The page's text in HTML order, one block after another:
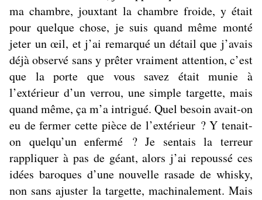
ma chambre, jouxtant la chambre froide, y était
pour quelque chose, je suis quand même monté
jeter un œil, et j’ai remarqué un détail que j’avais
déjà observé sans y prêter vraiment attention, c’est
que la porte que vous savez était munie à
l’extérieur d’un verrou, une simple targette, mais
quand même, ça m’a intrigué. Quel besoin avait-on
eu de fermer cette pièce de l’extérieur ? Y tenait-
on quelqu’un enfermé ? Je sentais la terreur
rappliquer à pas de géant, alors j’ai repoussé ces
idées baroques d’une nouvelle rasade de whisky,
non sans ajuster la targette, machinalement. Mais